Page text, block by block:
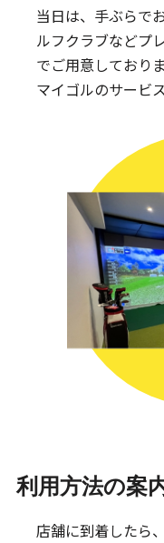
当日は、手ぶらで
ルフクラブなどプ
でご用意しており
マイゴルのサービ
利用方法の案
店舗に到着したら